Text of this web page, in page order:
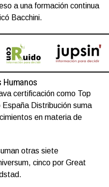
a una formación continua
Bacchini.
Humanos
certificación como Top
Distribución suma
en materia de
otras siete
cinco por Great